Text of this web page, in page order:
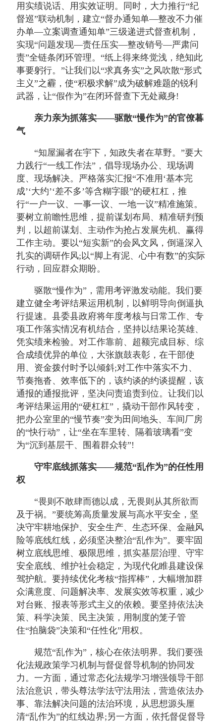
用实绩说话、用实效证明。同时，大力推行“纪
督巡”联动机制，建立“督办通知单—整改不力催
办单—立案调查通知单”三级递进式督查机制，
实现“问题发现—责任压实—整改销号—严肃问
责”全链条闭环管理。“纸上得来终觉浅，绝知此
事要躬行。”让我们以“求真务实”之风吹散“形式
主义”之霾，使“积极求解”成为破解难题的锐利
武器，让“假作为”在闭环督查下无处藏身!
亲力亲为抓落实——驱散“慢作为”的官僚暮
气
“知屋漏者在宇下，知政失者在草野。”要大
力践行“一线工作法”，倡导现场办公、现场调
度、现场解决。严格落实汇报“不准用‘基本完
成’‘大约’‘差不多’等含糊字眼”的硬杠杠，推
行“一户一议、一事一议、一地一议”精准施策。
要树立前瞻性思维，提前谋划布局、精准研判预
判，以超前谋划、主动作为抢占发展先机、赢得
工作主动。要以“短实新”的会风文风，倒逼深入
扎实的调研作风;以“脚上有泥、心中有数”的实际
行动，回应群众期盼。
驱散“慢作为”，需用考评激发动能。我们要
建立健全考评结果运用机制，以鲜明导向倒逼执
行提速。县委县政府将年度考核与日常工作、专
项工作落实情况有机结合，坚持以结果论英雄、
凭实绩来检验。对工作靠前、超额完成目标、综
合成绩优异的单位，大张旗鼓表彰，在干部使
用、资金拨付时予以倾斜;对工作中落实不力、
节奏拖沓、效率低下的，该约谈的约谈提醒，该
通报的通报批评，坚决问责追责到位。让我们以
考评结果运用的“硬杠杠”，撬动干部作风转变，
把办公室里的“慢节奏”变为田间地头、车间厂房
的“快行动”，让“坐在车里转、隔着玻璃看”变
为“沉到基层干、围着群众转”!
守牢底线抓落实——规范“乱作为”的任性用
权
“畏则不敢肆而德以成，无畏则从其所欲而
及于祸。”要统筹高质量发展与高水平安全，坚
决守牢耕地保护、安全生产、生态环保、金融风
险等底线红线，必须坚决整治“乱作为”。要牢固
树立底线思维、极限思维，抓实基层治理、守牢
安全底线、维护社会稳定，为现代化睢县建设保
驾护航。要持续优化考核“指挥棒”，大幅增加群
众满意度、问题解决率、发展实效等权重，减少
对台账、报表等形式主义的依赖。要坚持依法决
策、科学决策、民主决策，用制度的笼子管
住“拍脑袋”决策和“任性化”用权。
规范“乱作为”，核心在依法明界。我们要强
化法规政策学习机制与督促督导机制的协同发
力。一方面，通过常态化法规学习增强领导干部
法治意识，带头尊法学法守法用法，营造依法办
事、靠法解决问题的法治环境，从思想源头厘
清“乱作为”的红线边界;另一方面，依托督促督导